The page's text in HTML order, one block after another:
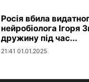
Росія вбила
нейробіолога Ігоря
дружину під час...
21:41 01.01.2025